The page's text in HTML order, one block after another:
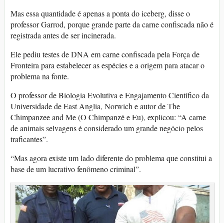
Mas essa quantidade é apenas a ponta do iceberg, disse o
professor Garrod, porque grande parte da carne confiscada não é
registrada antes de ser incinerada.
Ele pediu testes de DNA em carne confiscada pela Força de
Fronteira para estabelecer as espécies e a origem para atacar o
problema na fonte.
O professor de Biologia Evolutiva e Engajamento Científico da
Universidade de East Anglia, Norwich e autor de The
Chimpanzee and Me (O Chimpanzé e Eu), explicou: “A carne
de animais selvagens é considerado um grande negócio pelos
traficantes”.
“Mas agora existe um lado diferente do problema que constitui a
base de um lucrativo fenômeno criminal”.